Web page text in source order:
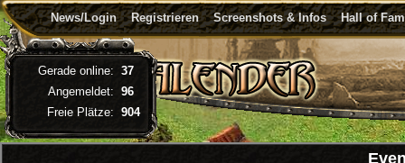
News/Login Registrieren Screenshots & Infos Hall of
Gerade online: 37
Angemeldet: 96
Freie Plätze: 904